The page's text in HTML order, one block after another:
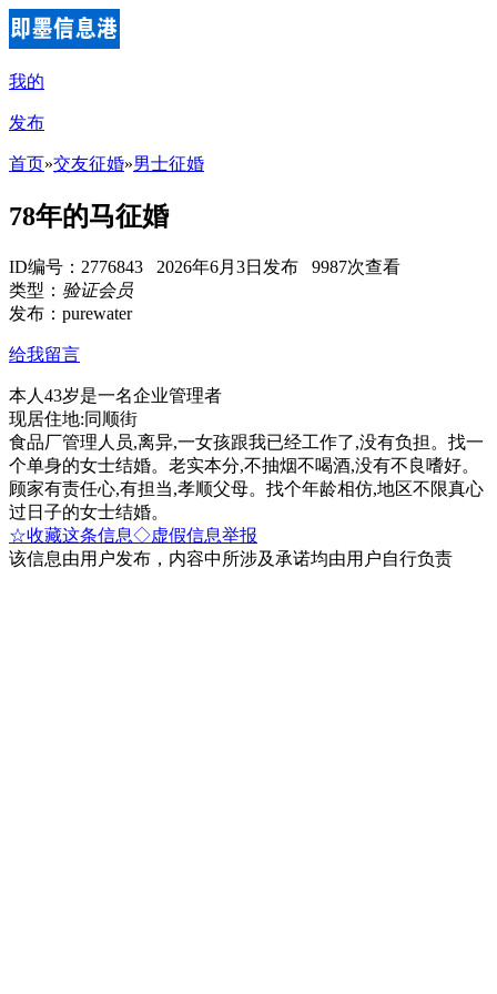
我的
发布
首页»交友征婚»男士征婚
78年的马征婚
ID编号：2776843 2026年6月3日发布 9987次查看
类型： 验证会员
发布：purewater
给我留言
本人43岁是一名企业管理者
现居住地:同顺街
食品厂管理人员,离异,一女孩跟我已经工作了,没有负担。找一
个单身的女士结婚。老实本分,不抽烟不喝酒,没有不良嗜好。
顾家有责任心,有担当,孝顺父母。找个年龄相仿,地区不限真心
过日子的女士结婚。
☆收藏这条信息◇虚假信息举报
该信息由用户发布，内容中所涉及承诺均由用户自行负责